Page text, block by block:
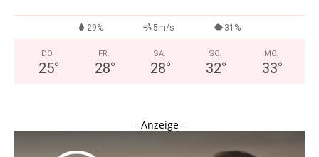
29% 5m/s 31%
DO.
25°
FR.
28°
SA.
28°
SO.
32°
MO.
33°
- Anzeige -